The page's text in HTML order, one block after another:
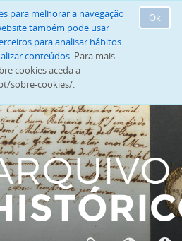
Ok
para melhorar a navegação
também pode usar
para analisar hábitos
conteúdos. Para mais
cookies aceda a
sobre-cookies/.